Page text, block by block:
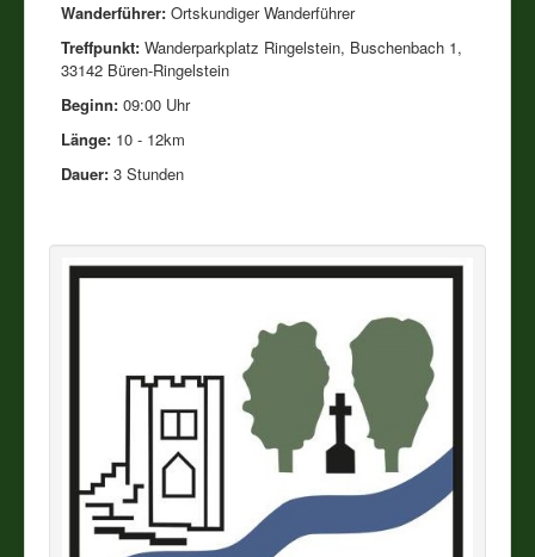
Termine
Wanderführer: Ortskundiger Wanderführer
Treffpunkt: Wanderparkplatz Ringelstein, Buschenbach 1,
33142 Büren-Ringelstein
Beginn: 09:00 Uhr
Länge: 10 - 12km
Dauer: 3 Stunden